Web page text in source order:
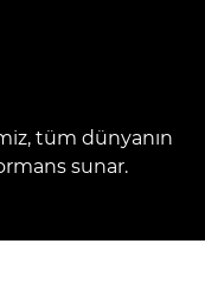
tüm dünyanın
sunar.